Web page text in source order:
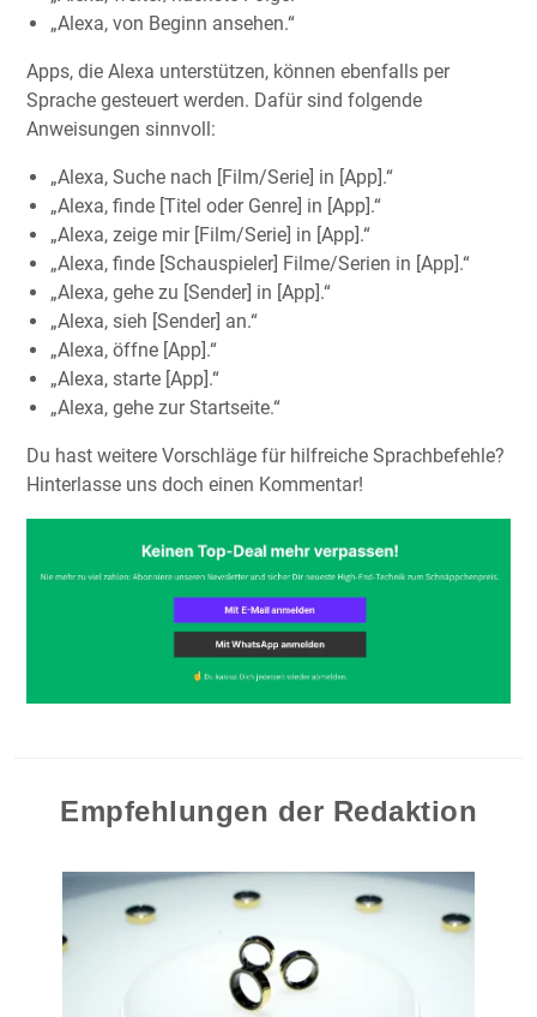
„Alexa, von Beginn ansehen.“
Apps, die Alexa unterstützen, können ebenfalls per
Sprache gesteuert werden. Dafür sind folgende
Anweisungen sinnvoll:
„Alexa, Suche nach [Film/Serie] in [App].“
„Alexa, finde [Titel oder Genre] in [App].“
„Alexa, zeige mir [Film/Serie] in [App].“
„Alexa, finde [Schauspieler] Filme/Serien in [App].“
„Alexa, gehe zu [Sender] in [App].“
„Alexa, sieh [Sender] an.“
„Alexa, öffne [App].“
„Alexa, starte [App].“
„Alexa, gehe zur Startseite.“
Du hast weitere Vorschläge für hilfreiche Sprachbefehle?
Hinterlasse uns doch einen Kommentar!
Empfehlungen der Redaktion